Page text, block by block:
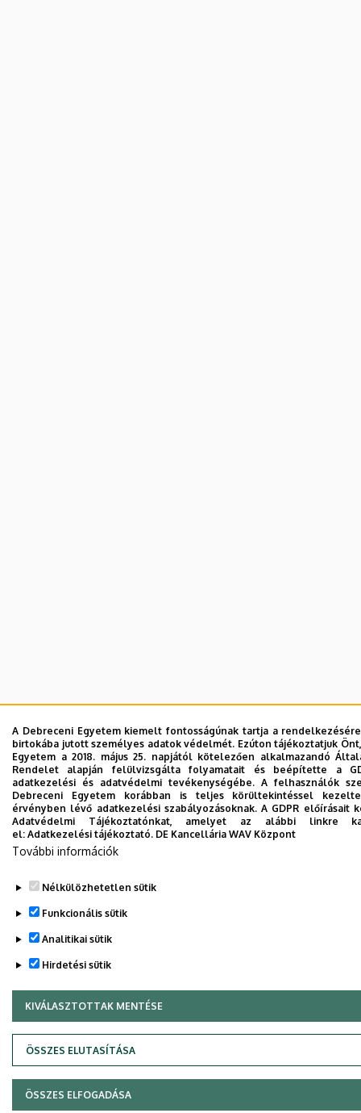
A Debreceni Egyetem kiemelt fontosságúnak tartja a
birtokába jutott személyes adatok védelmét. Ezúton tájékoztatjuk
Egyetem a 2018. május 25. napjától kötelezően alkalmazandó
Rendelet alapján felülvizsgálta folyamatait és beépítette a
adatkezelési és adatvédelmi tevékenységébe. A felhasználók
Debreceni Egyetem korábban is teljes körültekintéssel
érvényben lévő adatkezelési szabályozásoknak. A GDPR előírásait
Adatvédelmi Tájékoztatónkat, amelyet az alábbi linkre
el: Adatkezelési tájékoztató. DE Kancellária WAV Központ
További információk
Nélkülözhetetlen sütik
Funkcionális sütik
Analitikai sütik
Hirdetési sütik
KIVÁLASZTOTTAK MENTÉSE
ÖSSZES ELUTASÍTÁSA
WITHDRAW CONSENT
ÖSSZES ELFOGADÁSA